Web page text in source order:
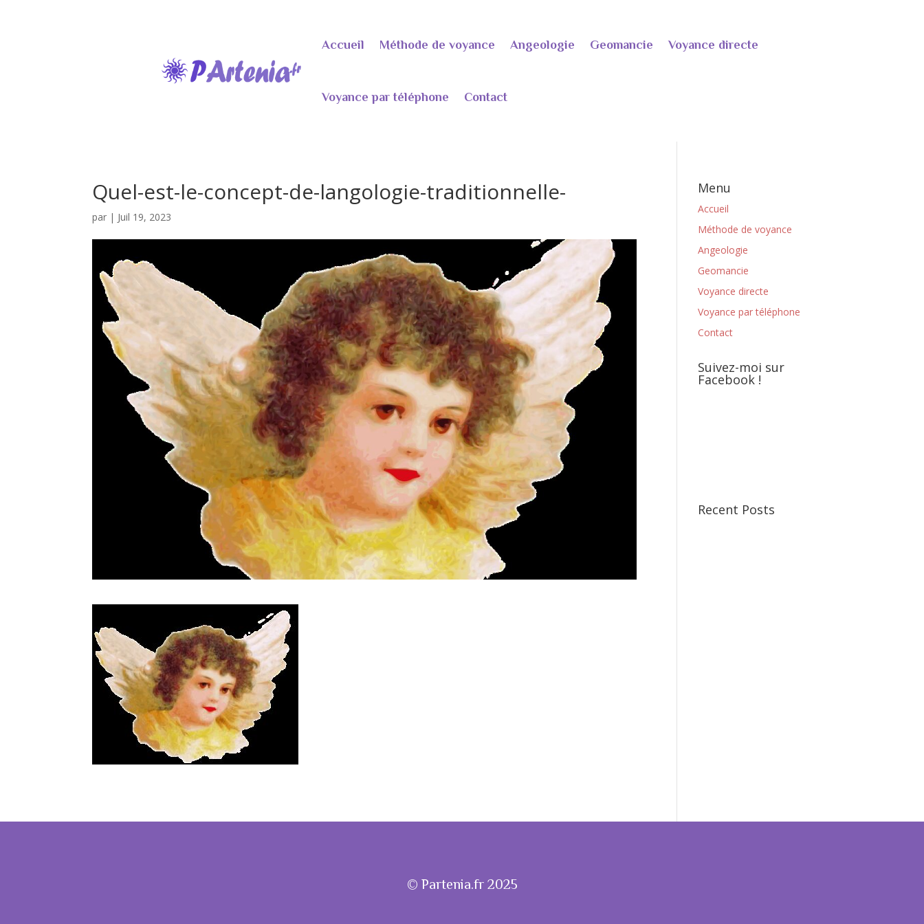
Accueil Méthode de voyance Angeologie Geomancie Voyance directe
Voyance par téléphone Contact
Quel-est-le-concept-de-langologie-traditionnelle-
par | Juil 19, 2023
Menu
Accueil
Méthode de voyance
Angeologie
Geomancie
Voyance directe
Voyance par téléphone
Contact
Suivez-moi sur
Facebook !
Recent Posts
© Partenia.fr 2025